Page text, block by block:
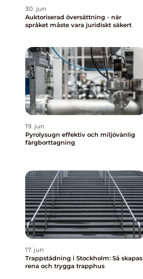
30. jun
Auktoriserad översättning - när
språket måste vara juridiskt säkert
19. jun
Pyrolysugn effektiv och miljövänlig
färgborttagning
17. jun
Trappstädning i Stockholm: Så skapas
rena och trygga trapphus